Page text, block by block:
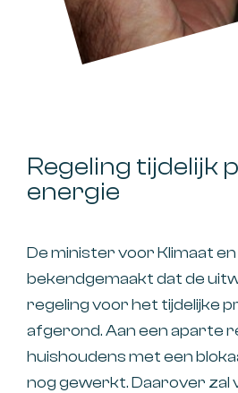
Regeling tijdelijk
energie
De minister voor Klimaat
bekendgemaakt dat de
regeling voor het tijdelijke
afgerond. Aan een aparte
huishoudens met een
nog gewerkt. Daarover zal